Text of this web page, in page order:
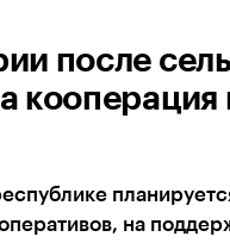
после
кооперация
на